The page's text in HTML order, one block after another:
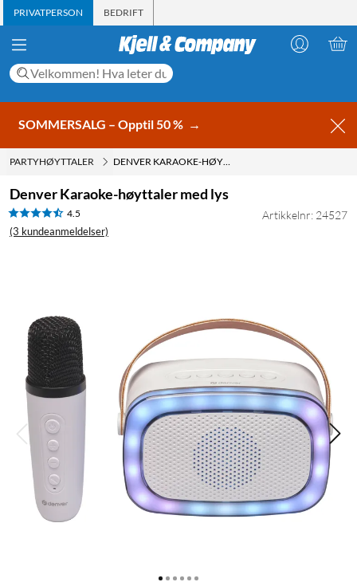
PRIVATPERSON BEDRIFT
SOMMERSALG – Opptil 50 % →
PARTYHØYTTALER DENVER KARAOKE-HØYTTALER MED LYS
Denver Karaoke-høyttaler med lys
4.5
(3 kundeanmeldelser)
Artikkelnr: 24527